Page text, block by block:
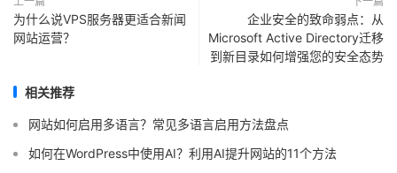
为什么说VPS服务器更适合新闻
网站运营？
企业安全的致命弱点：从
Microsoft Active Directory迁移
到新目录如何增强您的安全态势
相关推荐
网站如何启用多语言？常见多语言启用方法盘点
如何在WordPress中使用AI？利用AI提升网站的11个方法